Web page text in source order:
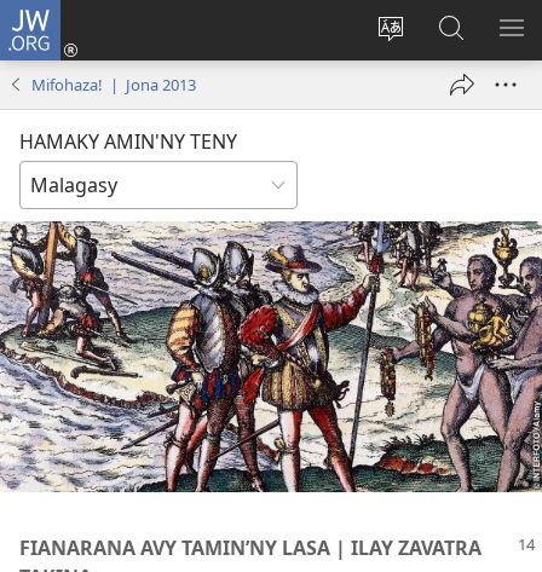
JW.ORG
Hiova
Hiditra
(manokatra
ato
Amin’ny
Mifohaza! | Jona 2013
HAMAKY AMIN'NY TENY
FIANARANA AVY TAMIN’NY LASA | ILAY ZAVATRA